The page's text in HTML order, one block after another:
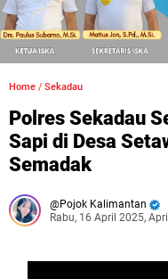
Home / Sekadau
Polres Sekadau
Sapi di Desa
Semadak
Pojok Kalimantan
Rabu, 16 April 2025,